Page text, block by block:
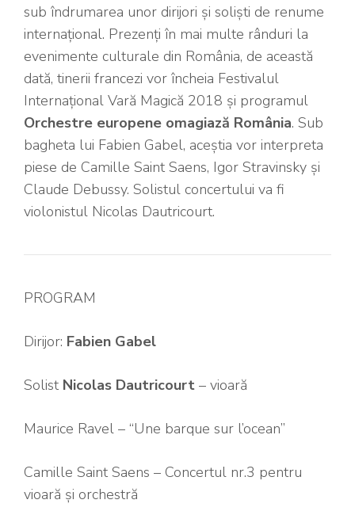
sub îndrumarea unor dirijori și soliști de renume
internațional. Prezenți în mai multe rânduri la
evenimente culturale din România, de această
dată, tinerii francezi vor încheia Festivalul
Internațional Vară Magică 2018 și programul
Orchestre europene omagiază România. Sub
bagheta lui Fabien Gabel, aceștia vor interpreta
piese de Camille Saint Saens, Igor Stravinsky și
Claude Debussy. Solistul concertului va fi
violonistul Nicolas Dautricourt.
PROGRAM
Dirijor: Fabien Gabel
Solist Nicolas Dautricourt – vioară
Maurice Ravel – “Une barque sur l’ocean”
Camille Saint Saens – Concertul nr.3 pentru
vioară și orchestră